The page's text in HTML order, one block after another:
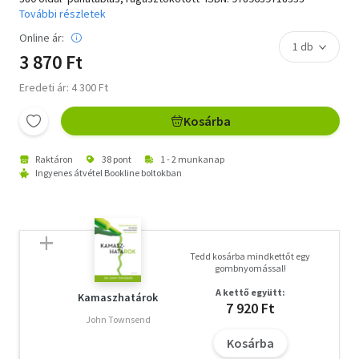
További részletek
Online ár:
3 870 Ft
Eredeti ár: 4 300 Ft
Kosárba
Raktáron 38 pont
1 - 2 munkanap
Ingyenes átvétel Bookline boltokban
Kamaszhatárok
John Townsend
Tedd kosárba mindkettőt egy
gombnyomással!
A kettő együtt:
7 920 Ft
Kosárba